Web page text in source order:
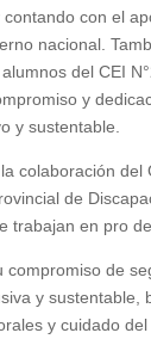
con el
nacional.
del CEI
y
y sustentable.
colaboración del
de
trabajan en pro
compromiso de
y sustentable,
y cuidado